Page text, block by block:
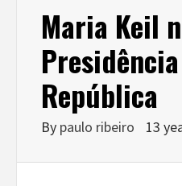
Maria Keil
República
By paulo ribeiro 13